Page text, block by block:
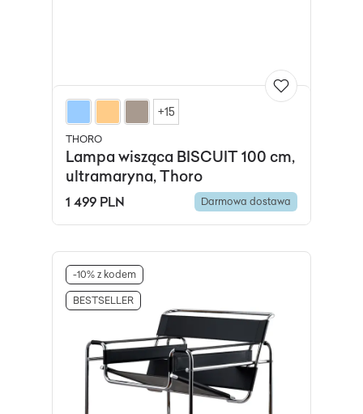
+15
THORO
Lampa wisząca BISCUIT 100 cm,
ultramaryna, Thoro
1 499 PLN Darmowa dostawa
-10% z kodem
BESTSELLER